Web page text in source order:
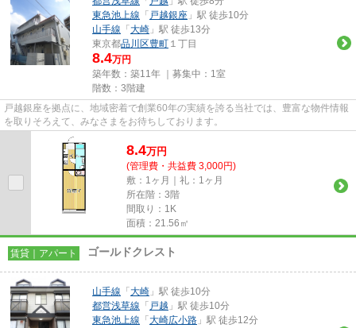
東急池上線 「 戸越銀座 」駅 徒歩10分
山手線 「 大崎 」駅 徒歩13分
東京都品川区豊町 １丁目
8.4万円
築年数：築11年 ｜募集中： 1室
階数：3階建
戸越銀座を拠点に、地域密着で創業60年の実績を誇る当社では、豊富な物件情報
を取りそろえて、みなさまをお待ちしております。
8.4万円
(管理費・共益費 3,000円)
敷：1ヶ月｜礼：1ヶ月
所在階：3階
間取り：1K
面積：21.56㎡
賃貸｜アパート ゴールドクレスト
山手線 「 大崎 」駅 徒歩10分
都営浅草線 「 戸越 」駅 徒歩10分
東急池上線 「 大崎広小路 」駅 徒歩12分